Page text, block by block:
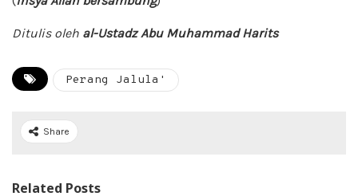
Ditulis oleh al-Ustadz Abu Muhammad Harits
Perang Jalula'
Share
Related Posts